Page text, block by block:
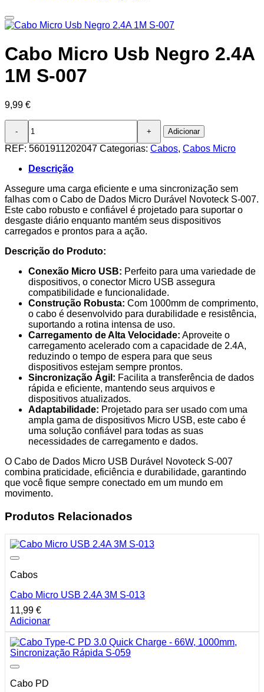
Cabo Micro Usb Negro 2.4A
1M S-007
9,99 €
Quantidade
Cabo
Usb
2.4A
1M
S-
007
Adicionar
REF: 5601911202047 Categorias: Cabos, Cabos Micro
Descrição
Assegure uma carga eficiente e uma sincronização sem
falhas com o Cabo de Dados Micro Durável Novoteck S-007.
Este cabo robusto e confiável é projetado para suportar o
desgaste diário enquanto mantém seus dispositivos
carregados e prontos para a ação.
Descrição do Produto:
Conexão Micro USB: Perfeito para uma variedade de
dispositivos, o conector Micro USB assegura
compatibilidade e funcionalidade.
Construção Robusta: Com 1000mm de comprimento,
o cabo é desenvolvido para durabilidade e resistência,
suportando a rotina intensa de uso.
Carregamento de Alta Velocidade: Aproveite o
carregamento acelerado com a capacidade de 2.4A,
reduzindo o tempo de espera para que seus
dispositivos estejam sempre prontos.
Sincronização Ágil: Facilita a transferência de dados
rápida e eficiente, mantendo seus arquivos e
dispositivos atualizados.
Adaptabilidade: Projetado para ser usado com uma
ampla gama de dispositivos Micro USB, este cabo é
uma solução confiável para todas as suas
necessidades de carregamento e dados.
O Cabo de Dados Micro USB Durável Novoteck S-007
combina praticidade, eficiência e durabilidade, garantindo
que você fique sempre conectado em um mundo em
movimento.
Produtos Relacionados
Cabos
Cabo Micro USB 2.4A 3M S-013
11,99 €
Adicionar
Cabo PD